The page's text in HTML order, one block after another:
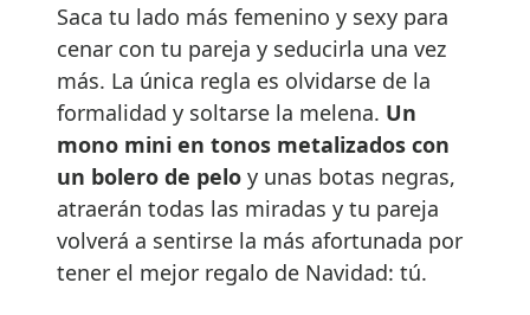
Saca tu lado más femenino y sexy para
cenar con tu pareja y seducirla una vez
más. La única regla es olvidarse de la
formalidad y soltarse la melena. Un
mono mini en tonos metalizados con
un bolero de pelo y unas botas negras,
atraerán todas las miradas y tu pareja
volverá a sentirse la más afortunada por
tener el mejor regalo de Navidad: tú.